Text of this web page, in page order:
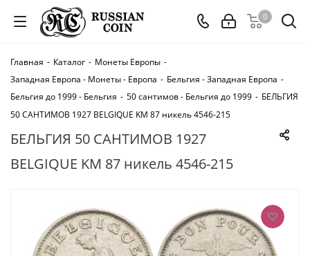
0
Главная - Каталог - Монеты Европы -
Западная Европа - Монеты - Европа - Бельгия - Западная Европа -
Бельгия до 1999 - Бельгия - 50 сантимов - Бельгия до 1999 - БЕЛЬГИЯ
50 САНТИМОВ 1927 BELGIQUE KM 87 никель 4546-215
БЕЛЬГИЯ 50 САНТИМОВ 1927
BELGIQUE KM 87 никель 4546-215